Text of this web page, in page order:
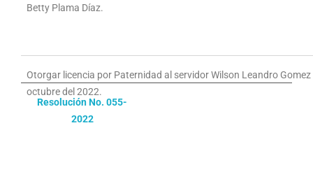
Betty Plama Díaz.
Otorgar licencia por Paternidad al servidor Wilson Leandro
octubre del 2022.
Resolución No. 055-
2022